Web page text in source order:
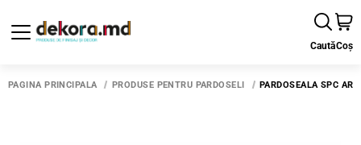
CautăCoș
PAGINA PRINCIPALĂ PRODUSE PENTRU PARDOSELI PARDOSEALA SPC